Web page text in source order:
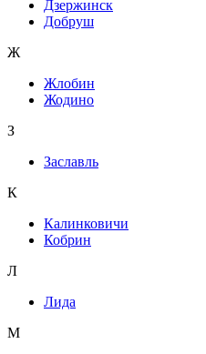
Дзержинск
Добруш
Ж
Жлобин
Жодино
З
Заславль
К
Калинковичи
Кобрин
Л
Лида
М